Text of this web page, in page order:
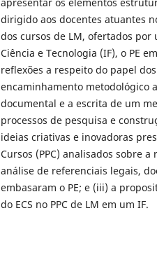
dirigido aos docentes atuantes
dos cursos de LM, ofertados por
Ciência e Tecnologia (IF), o PE
reflexões a respeito do papel
encaminhamento metodológico
documental e a escrita de um
processos de pesquisa e
ideias criativas e inovadoras
Cursos (PPC) analisados sobre
análise de referenciais legais,
embasaram o PE; e (iii) a
do ECS no PPC de LM em um IF.